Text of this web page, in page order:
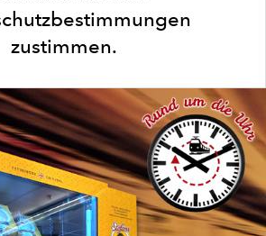
zustimmen.